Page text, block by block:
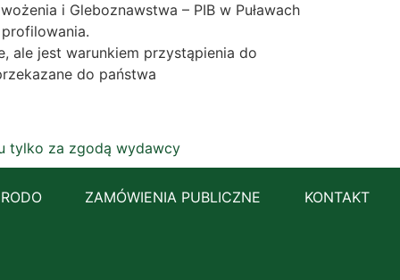
i Gleboznawstwa – PIB w Puławach
ale jest warunkiem przystąpienia do
do państwa
tylko za zgodą wydawcy
RODO ZAMÓWIENIA PUBLICZNE KONTAKT